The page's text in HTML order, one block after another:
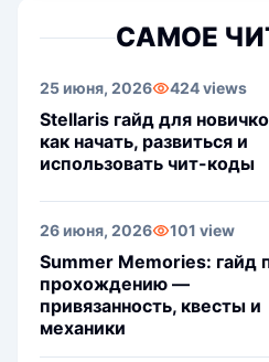
САМОЕ
25 июня, 2026 424 views
Stellaris гайд для
как начать, развиться и
использовать чит-коды
26 июня, 2026 101 view
Summer Memories: гайд
прохождению —
привязанность, квесты и
механики